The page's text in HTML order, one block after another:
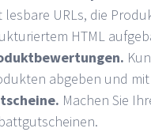
lesbare URLs, die
HTML
abgeben und
Machen Sie